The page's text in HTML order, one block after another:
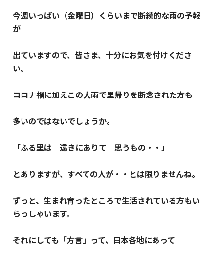
今週いっぱい（金曜日）くらいまで断続的な雨の予報
が
出ていますので、皆さま、十分にお気を付けくださ
い。
コロナ禍に加えこの大雨で里帰りを断念された方も
多いのではないでしょうか。
「ふる里は 遠きにありて 思うもの・・」
とありますが、すべての人が・・とは限りませんね。
ずっと、生まれ育ったところで生活されている方もい
らっしゃいます。
それにしても「方言」って、日本各地にあって